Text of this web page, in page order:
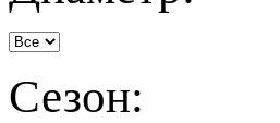
Сезон: